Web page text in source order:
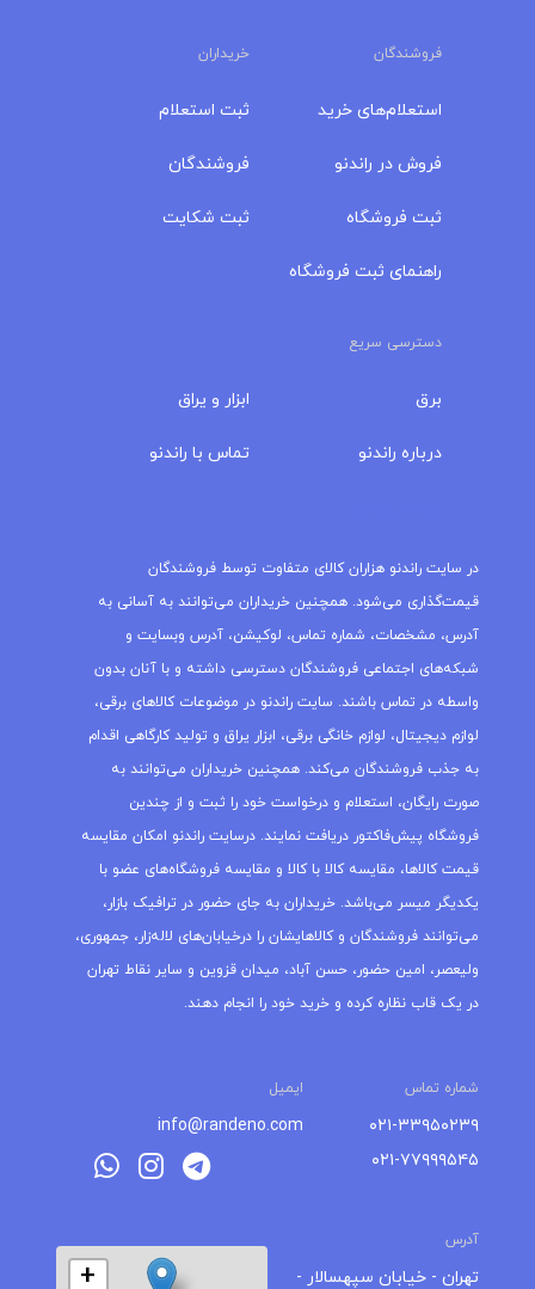
فروشندگان خریداران
استعلام‌های خرید
فروش در راندنو
ثبت فروشگاه
راهنمای ثبت فروشگاه
ثبت استعلام
فروشندگان
ثبت شکایت
دسترسی سریع
برق
درباره‌ راندنو
ابزار و یراق
تماس با راندنو
در سایت راندنو هزاران کالای متفاوت توسط فروشندگان
قیمت‌گذاری می‌شود. همچنین خریداران می‌توانند به آسانی به
آدرس، مشخصات، شماره تماس، لوکیشن، آدرس وبسایت و
شبکه‌های اجتماعی فروشندگان دسترسی داشته و با آنان بدون
واسطه در تماس باشند. سایت راندنو در موضوعات کالاهای برقی،
لوازم دیجیتال، لوازم خانگی برقی، ابزار یراق و تولید کارگاهی اقدام
به جذب فروشندگان می‌کند. همچنین خریداران می‌توانند به
صورت رایگان، استعلام و درخواست خود را ثبت و از چندین
فروشگاه پیش‌فاکتور دریافت نمایند. درسایت راندنو امکان مقایسه
قیمت کالاها، مقایسه کالا با کالا و مقایسه فروشگاه‌های عضو با
یکدیگر میسر می‌باشد. خریداران به جای حضور در ترافیک بازار،
می‌توانند فروشندگان و کالاهایشان را درخیابان‌های لاله‌زار، جمهوری،
ولیعصر، امین حضور، حسن آباد، میدان قزوین و سایر نقاط تهران
در یک قاب نظاره کرده و خرید خود را انجام دهند.
شماره تماس ایمیل
۰۲۱-۳۳۹۵۰۲۳۹
۰۲۱-۷۷۹۹۹۵۴۵
info@randeno.com
آدرس
تهران - خیابان سپهسالار - +